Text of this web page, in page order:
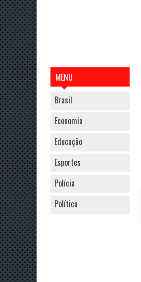
MENU
Brasil
Economia
Educação
Esportes
Polícia
Política